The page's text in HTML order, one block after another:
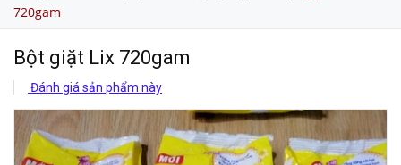
720gam
Bột giặt Lix 720gam
Đánh giá sản phẩm này